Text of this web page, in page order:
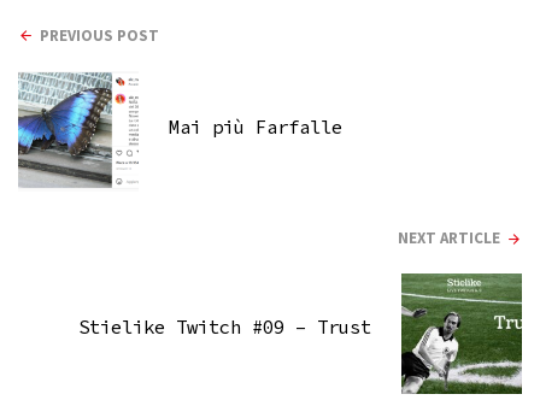
PREVIOUS POST
Mai più Farfalle
NEXT ARTICLE
Stielike Twitch #09 – Trust